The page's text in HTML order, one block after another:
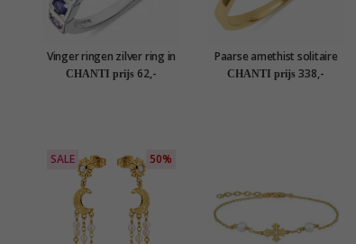
Vinger ringen zilver ring in
gerodineerd zilver
CHANTI prijs 62,-
Paarse amethist solitaire
ring in 8 karaat goud
CHANTI prijs 338,-
SALE 50%